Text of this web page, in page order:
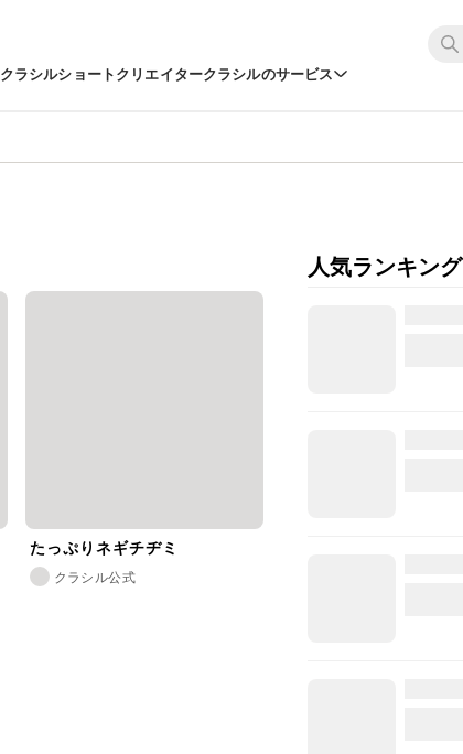
クラシルショートクリエイタークラシルのサービス
たっぷりネギチヂミ
クラシル公式
人気ランキング